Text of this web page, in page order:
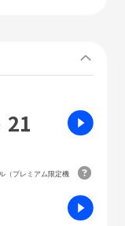
21
（プレミアム限定機